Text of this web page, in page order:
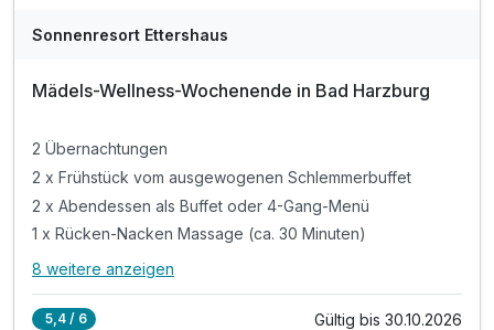
Sonnenresort Ettershaus
Mädels-Wellness-Wochenende in Bad Harzburg
2 Übernachtungen
2 x Frühstück vom ausgewogenen Schlemmerbuffet
2 x Abendessen als Buffet oder 4-Gang-Menü
1 x Rücken-Nacken Massage (ca. 30 Minuten)
Alle Inklusivleistungen
8 weitere anzeigen
5,4 / 6 Gültig bis 30.10.2026